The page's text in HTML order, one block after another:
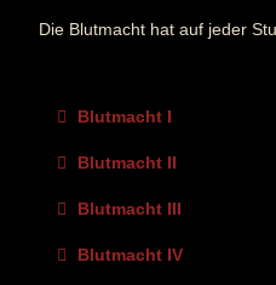
Die Blutmacht hat auf jeder
Blutmacht I
Blutmacht II
Blutmacht III
Blutmacht IV